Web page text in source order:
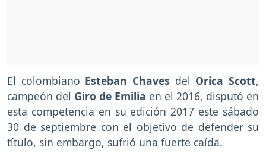
El colombiano Esteban Chaves del Orica Scott,
campeón del Giro de Emilia en el 2016, disputó en
esta competencia en su edición 2017 este sábado
30 de septiembre con el objetivo de defender su
título, sin embargo, sufrió una fuerte caída.